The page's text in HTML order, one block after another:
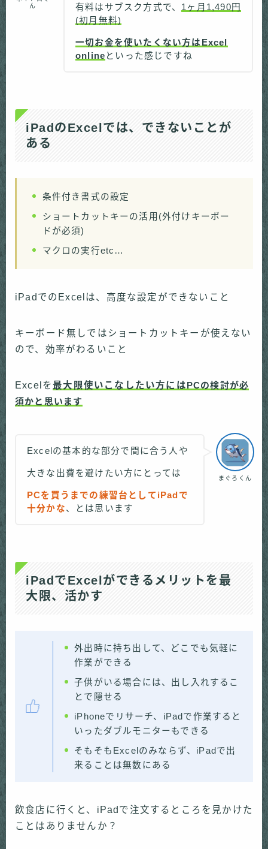
ん
有料はサブスク方式で、 1ヶ月1,490円
(初月無料)
一切お金を使いたくない方はExcel
online といった感じですね
iPadのExcelでは、できないことが
ある
条件付き書式の設定
ショートカットキーの活用(外付けキーボー
ドが必須)
マクロの実行etc…
iPadでのExcelは、高度な設定ができないこと
キーボード無しではショートカットキーが使えない
ので、効率がわるいこと
Excelを最大限使いこなしたい方にはPCの検討が必
須かと思います
まぐろくん
Excelの基本的な部分で間に合う人や
大きな出費を避けたい方にとっては
PCを買うまでの練習台としてiPadで
十分かな、とは思います
iPadでExcelができるメリットを最
大限、活かす
外出時に持ち出して、どこでも気軽に
作業ができる
子供がいる場合には、出し入れするこ
とで隠せる
iPhoneでリサーチ、iPadで作業すると
いったダブルモニターもできる
そもそもExcelのみならず、iPadで出
来ることは無数にある
飲食店に行くと、iPadで注文するところを見かけた
ことはありませんか？